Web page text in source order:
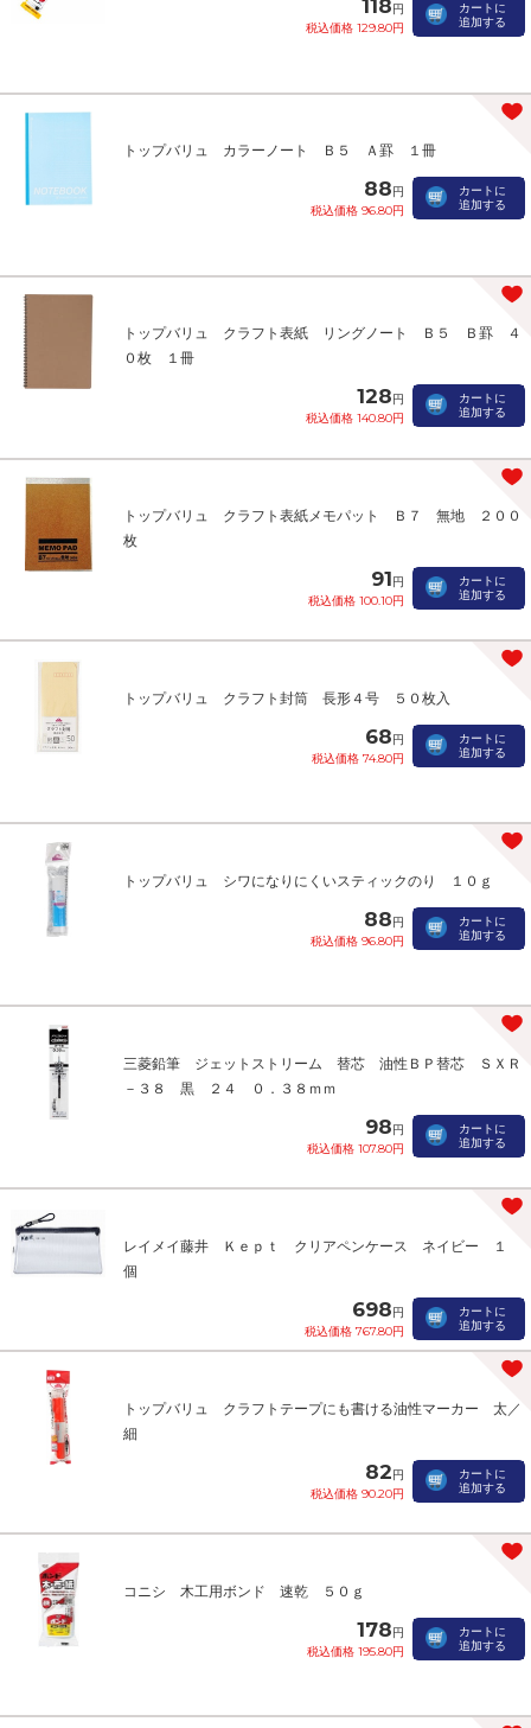
118円
税込価格 129.80円
カートに
追加する
トップバリュ カラーノート Ｂ５ Ａ罫 １冊
88円
税込価格 96.80円
カートに
追加する
トップバリュ クラフト表紙 リングノート Ｂ５ Ｂ罫 ４
０枚 １冊
128円
税込価格 140.80円
カートに
追加する
トップバリュ クラフト表紙メモパット Ｂ７ 無地 ２００
枚
91円
税込価格 100.10円
カートに
追加する
トップバリュ クラフト封筒 長形４号 ５０枚入
68円
税込価格 74.80円
カートに
追加する
トップバリュ シワになりにくいスティックのり １０ｇ
88円
税込価格 96.80円
カートに
追加する
三菱鉛筆 ジェットストリーム 替芯 油性ＢＰ替芯 ＳＸＲ
－３８ 黒 ２４ ０．３８ｍｍ
98円
税込価格 107.80円
カートに
追加する
レイメイ藤井 Ｋｅｐｔ クリアペンケース ネイビー １
個
698円
税込価格 767.80円
カートに
追加する
トップバリュ クラフトテープにも書ける油性マーカー 太／
細
82円
税込価格 90.20円
カートに
追加する
コニシ 木工用ボンド 速乾 ５０ｇ
178円
税込価格 195.80円
カートに
追加する